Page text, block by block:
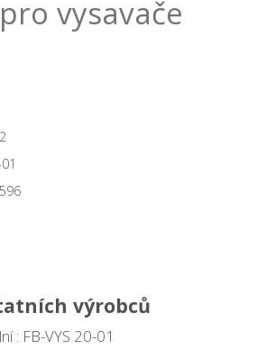
vysavače
výrobců
: FB-VYS 20-01